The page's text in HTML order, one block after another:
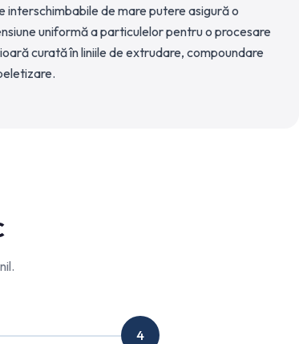
interschimbabile de mare putere asigură o
uniformă a particulelor pentru o procesare
curată în liniile de extrudare, compoundare
4